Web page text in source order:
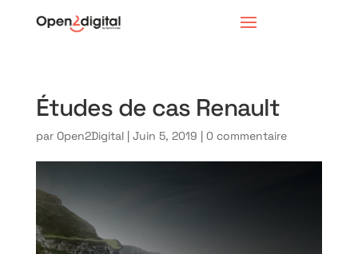
Études de cas Renault
par Open2Digital| Juin 5, 2019 | 0 commentaire